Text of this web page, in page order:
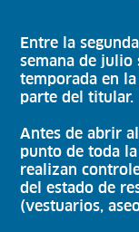
Entre la
semana de julio
temporada en
parte del titular.
Antes de abrir
punto de toda
realizan
del estado de
(vestuarios,